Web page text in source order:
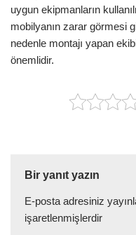
uygun ekipmanların
mobilyanın zarar görmesi
nedenle montajı yapan
önemlidir.
Bir yanıt yazın
E-posta adresiniz
işaretlenmişlerdir